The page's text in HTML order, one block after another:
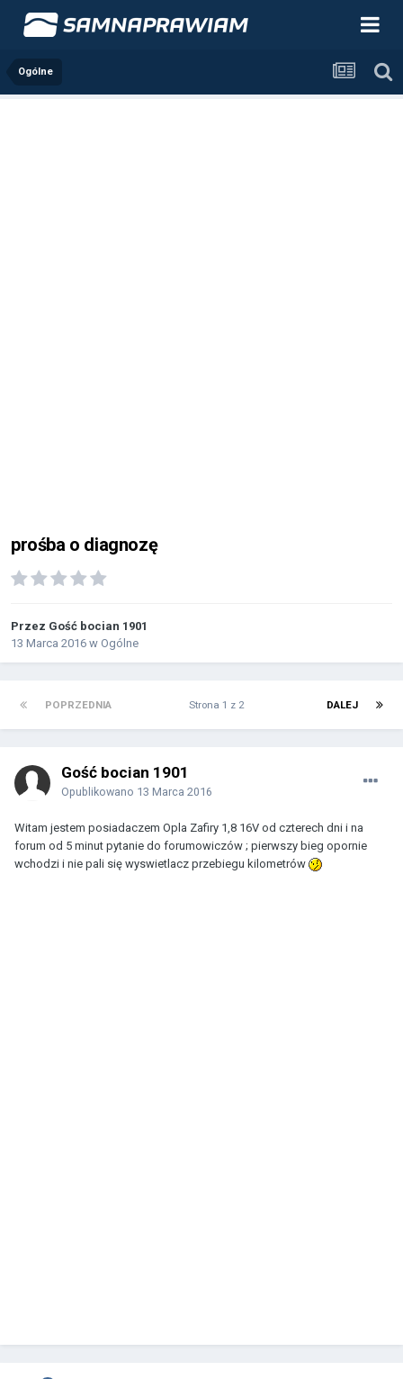
Ogólne
prośba o diagnozę
Przez Gość bocian 1901
13 Marca 2016 w Ogólne
POPRZEDNIA DALEJ
Strona 1 z 2
Gość bocian 1901
Opublikowano 13 Marca 2016
Witam jestem posiadaczem Opla Zafiry 1,8 16V od czterech dni i na
forum od 5 minut pytanie do forumowiczów ; pierwszy bieg opornie
wchodzi i nie pali się wyswietlacz przebiegu kilometrów